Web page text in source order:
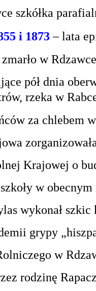
szkółka
i 1873 – lata
w
pół dnia
rzeka w
za chlebem
Krajowej o
w
wykonał
grypy
w
rodzinę